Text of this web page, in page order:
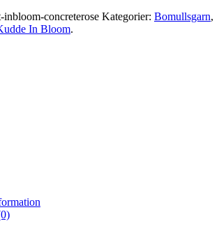
inbloom-concreterose Kategorier: Bomullsgarn,
In Bloom.